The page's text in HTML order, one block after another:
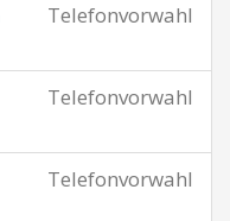
Telefonvorwahl
Telefonvorwahl
Telefonvorwahl